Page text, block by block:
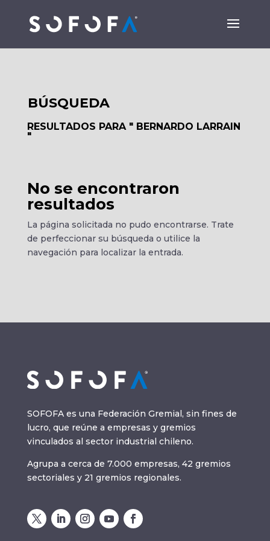
BÚSQUEDA
RESULTADOS PARA " BERNARDO LARRAIN
"
No se encontraron
resultados
La página solicitada no pudo encontrarse. Trate
de perfeccionar su búsqueda o utilice la
navegación para localizar la entrada.
SOFOFA es una Federación Gremial, sin fines de
lucro, que reúne a empresas y gremios
vinculados al sector industrial chileno.
Agrupa a cerca de 7.000 empresas, 42 gremios
sectoriales y 21 gremios regionales.